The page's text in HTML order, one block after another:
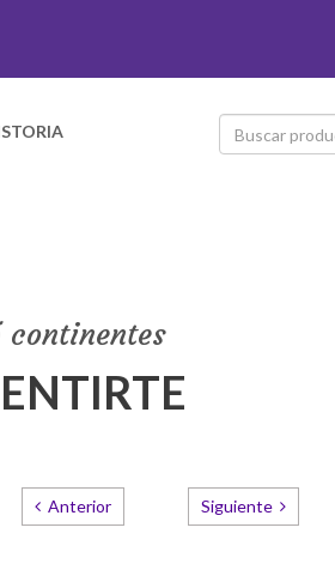
continentes
Anterior Siguiente